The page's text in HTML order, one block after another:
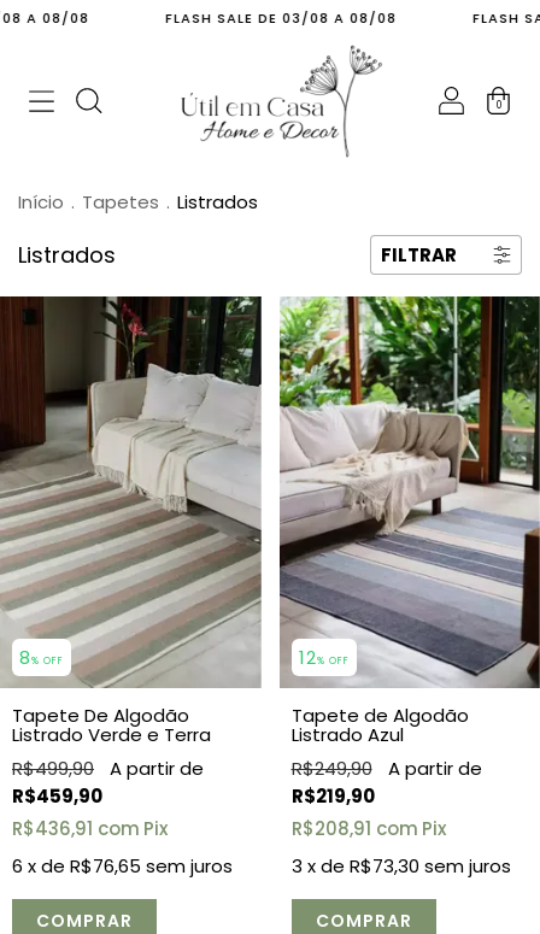
08 FLASH SALE DE 03/08 A 08/08 FLASH SALE
0
Início . Tapetes . Listrados
Listrados FILTRAR
8% OFF
Tapete De Algodão
Listrado Verde e Terra
R$499,90
R$459,90
R$436,91 com Pix
6 x de R$76,65 sem juros
COMPRAR
12% OFF
Tapete de Algodão
Listrado Azul
R$249,90
R$219,90
R$208,91 com Pix
3 x de R$73,30 sem juros
COMPRAR